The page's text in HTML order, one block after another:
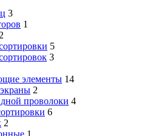
3
1
2
5
3
элементы 14
2
проволоки 4
6
2